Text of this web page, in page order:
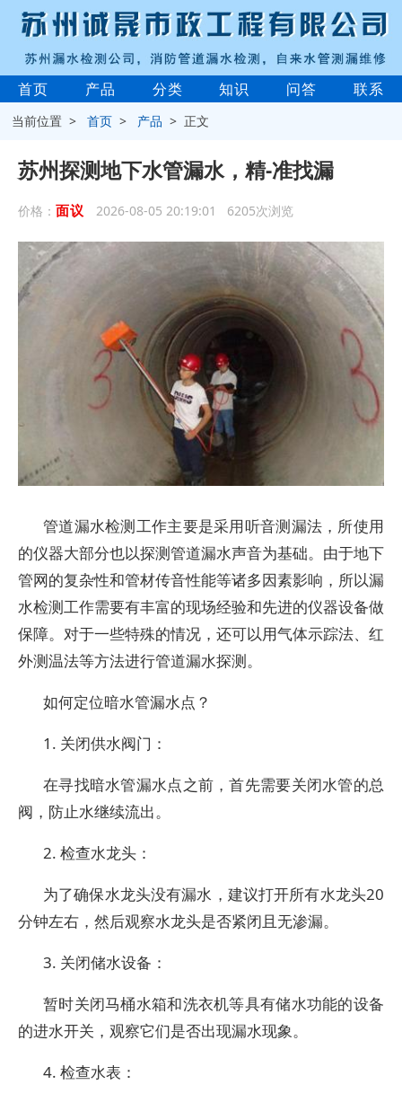
首页 产品 分类 知识 问答 联系
当前位置 >首页 > 产品 > 正文
苏州探测地下水管漏水，精-准找漏
价格： 面议 2026-08-05 20:19:01 6205次浏览
管道漏水检测工作主要是采用听音测漏法，所使用
的仪器大部分也以探测管道漏水声音为基础。由于地下
管网的复杂性和管材传音性能等诸多因素影响，所以漏
水检测工作需要有丰富的现场经验和先进的仪器设备做
保障。对于一些特殊的情况，还可以用气体示踪法、红
外测温法等方法进行管道漏水探测。
如何定位暗水管漏水点？
1. 关闭供水阀门：
在寻找暗水管漏水点之前，首先需要关闭水管的总
阀，防止水继续流出。
2. 检查水龙头：
为了确保水龙头没有漏水，建议打开所有水龙头20
分钟左右，然后观察水龙头是否紧闭且无渗漏。
3. 关闭储水设备：
暂时关闭马桶水箱和洗衣机等具有储水功能的设备
的进水开关，观察它们是否出现漏水现象。
4. 检查水表：